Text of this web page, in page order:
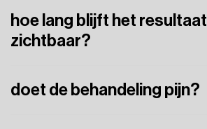
veilig en biologisch.
hoe lang blijft het resultaat
zichtbaar?
doet de behandeling pijn?